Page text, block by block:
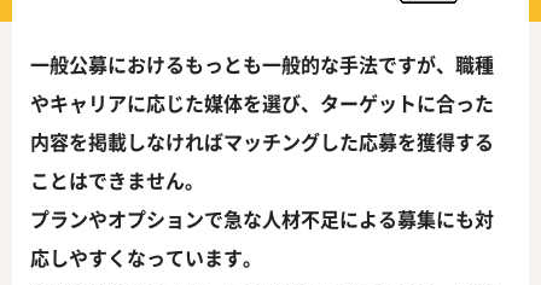
一般公募におけるもっとも一般的な手法ですが、職種
やキャリアに応じた媒体を選び、ターゲットに合った
内容を掲載しなければマッチングした応募を獲得する
ことはできません。
プランやオプションで急な人材不足による募集にも対
応しやすくなっています。